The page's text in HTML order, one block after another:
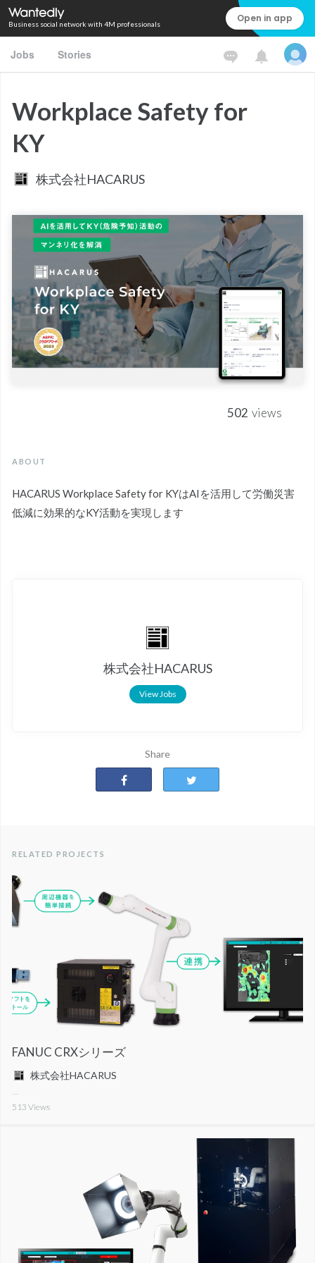
Business social network with 4M professionals Open in app
Jobs Stories
Workplace Safety for
KY
株式会社HACARUS
502 views
ABOUT
HACARUS Workplace Safety for KYはAIを活用して労働災害
低減に効果的なKY活動を実現します
株式会社HACARUS
View Jobs
Share
RELATED PROJECTS
FANUC CRXシリーズ
株式会社HACARUS
513 Views